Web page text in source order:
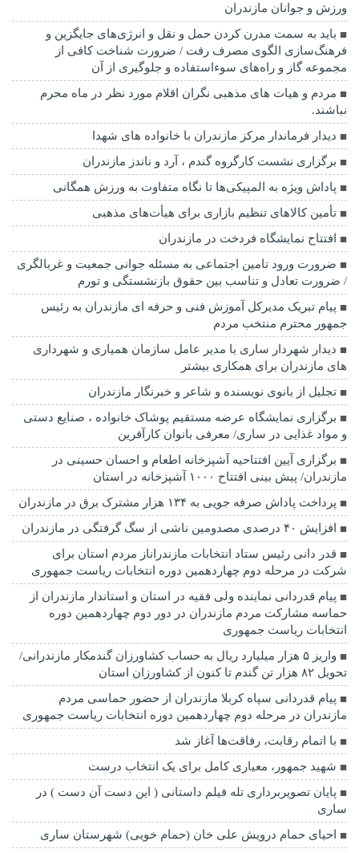
ورزش و جوانان مازندران
باید به سمت مدرن کردن حمل و نقل و انرژی‌های جایگزین و
فرهنگ‌سازی الگوی مصرف رفت / ضرورت شناخت کافی از
مجموعه گاز و راه‌های سوءاستفاده و جلوگیری از آن
مردم و هیات های مذهبی نگران اقلام مورد نظر در ماه محرم
نباشند.
دیدار فرماندار مرکز مازندران با خانواده های شهدا
برگزاری نشست کارگروه گندم ، آرد و ناندز مازندران
پاداش ویژه به المپیکی‌ها تا نگاه متفاوت به ورزش همگانی
تأمین کالاهای تنظیم بازاری برای هیأت‌های مذهبی
افتتاح نمایشگاه فردخت در مازندران
ضرورت ورود تامین اجتماعی به مسئله جوانی جمعیت و غربالگری
/ ضرورت تعادل و تناسب بین حقوق بازنشستگی و تورم
پیام تبریک مدیرکل آموزش فنی و حرفه ای مازندران به رئیس
جمهور محترم منتخب مردم
دیدار شهردار ساری با مدیر عامل سازمان همیاری و شهرداری
های مازندران برای همکاری بیشتر
تجلیل از بانوی نویسنده و شاعر و خبرنگار مازندران
برگزاری نمایشگاه عرضه مستقیم پوشاک خانواده ، صنایع دستی
و مواد غذایی در ساری/ معرفی بانوان کارآفرین
برگزاری آیین افتتاحیه آشپزخانه اطعام و احسان حسینی در
مازندران/ پیش بینی افتتاح ۱۰۰۰ آشپزخانه در استان
پرداخت پاداش صرفه جویی به ۱۳۴ هزار مشترک برق در مازندران
افزایش ۴۰ درصدی مصدومین ناشی از سگ گرفتگی در مازندران
قدر دانی رئیس ستاد انتخابات مازندراناز مردم استان برای
شرکت در مرحله دوم چهاردهمین دوره انتخابات ریاست جمهوری
پیام قدردانی نماینده ولی فقیه در استان و استاندار مازندران از
حماسه مشارکت مردم مازندران در دور دوم چهاردهمین دوره
انتخابات ریاست جمهوری
واریز ۵ هزار میلیارد ریال به حساب کشاورزان گندمکار مازندرانی/
تحویل ۸۲ هزار تن گندم تا کنون از کشاورزان استان
پیام قدردانی سپاه کربلا مازندران از حضور حماسی مردم
مازندران در مرحله دوم چهاردهمین دوره انتخابات ریاست جمهوری
با اتمام رقابت، رفاقت‌ها آغاز شد
شهید جمهور، معیاری کامل برای یک انتخاب درست
پایان تصویربرداری تله فیلم داستانی ( این دست آن دست ) در
ساری
احیای حمام درویش علی خان (حمام خویی) شهرستان ساری